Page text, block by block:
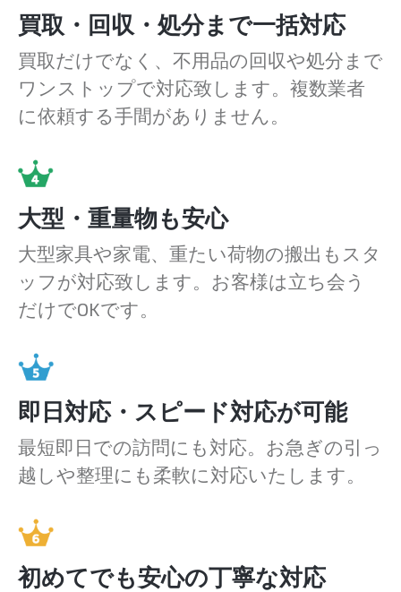
買取・回収・処分まで一括対応
買取だけでなく、不用品の回収や処分まで
ワンストップで対応致します。複数業者
に依頼する手間がありません。
大型・重量物も安心
大型家具や家電、重たい荷物の搬出もスタ
ッフが対応致します。お客様は立ち会う
だけでOKです。
即日対応・スピード対応が可能
最短即日での訪問にも対応。お急ぎの引っ
越しや整理にも柔軟に対応いたします。
初めてでも安心の丁寧な対応